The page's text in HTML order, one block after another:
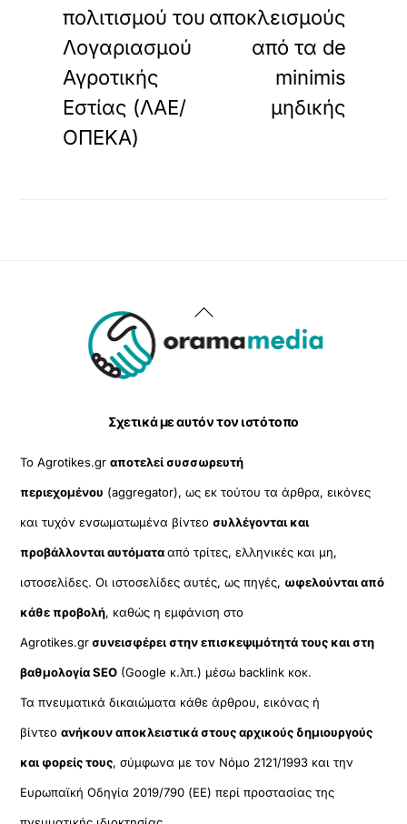
πολιτισμού του
Λογαριασμού
Αγροτικής
Εστίας (ΛΑΕ/
ΟΠΕΚΑ)
αποκλεισμούς
από τα de
minimis
μηδικής
Back
To
Σχετικά με αυτόν τον ιστότοπο
Το Agrotikes.grαποτελεί συσσωρευτή
περιεχομένου (aggregator), ως εκ τούτου τα άρθρα, εικόνες
και τυχόν ενσωματωμένα βίντεοσυλλέγονται και
προβάλλονται αυτόματααπό τρίτες, ελληνικές και μη,
ιστοσελίδες. Οι ιστοσελίδες αυτές, ως πηγές, ωφελούνται από
κάθε προβολή, καθώς η εμφάνιση στο
Agrotikes.grσυνεισφέρει στην επισκεψιμότητά τους και στη
βαθμολογία SEO (Google κ.λπ.) μέσω backlink κοκ.
Τα πνευματικά δικαιώματα κάθε άρθρου, εικόνας ή
βίντεοανήκουν αποκλειστικά στους αρχικούς δημιουργούς
και φορείς τους, σύμφωνα με τον Νόμο 2121/1993 και την
Ευρωπαϊκή Οδηγία 2019/790 (ΕΕ) περί προστασίας της